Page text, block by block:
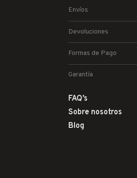
Envíos
Devoluciones
Formas de Pago
Garantía
FAQ’s
Sobre nosotros
Blog